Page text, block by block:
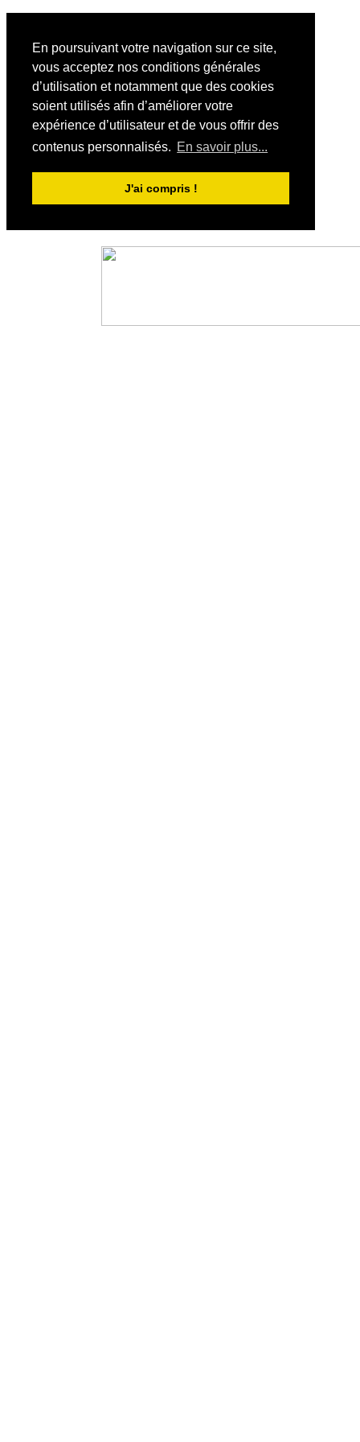
En poursuivant votre navigation sur ce site,
vous acceptez nos conditions générales
d’utilisation et notamment que des cookies
soient utilisés afin d’améliorer votre
expérience d’utilisateur et de vous offrir des
contenus personnalisés. En savoir plus...
J'ai compris !